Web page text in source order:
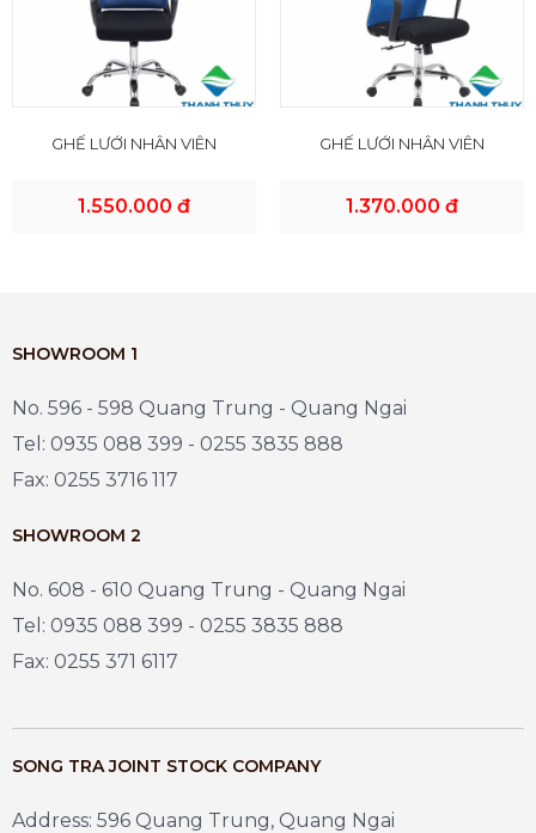
GHẾ LƯỚI NHÂN VIÊN
1.550.000 đ
GHẾ LƯỚI NHÂN VIÊN
1.370.000 đ
SHOWROOM 1
No. 596 - 598 Quang Trung - Quang Ngai
Tel: 0935 088 399 - 0255 3835 888
Fax: 0255 3716 117
SHOWROOM 2
No. 608 - 610 Quang Trung - Quang Ngai
Tel: 0935 088 399 - 0255 3835 888
Fax: 0255 371 6117
SONG TRA JOINT STOCK COMPANY
Address: 596 Quang Trung, Quang Ngai